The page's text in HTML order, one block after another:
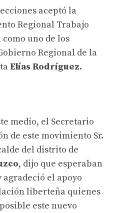
aceptó la
Regional Trabajo
uno de los
Regional de la
Elías Rodríguez.
medio, el Secretario
de este movimiento Sr.
del distrito de
, dijo que esperaban
el apoyo
liberteña quienes
este nuevo